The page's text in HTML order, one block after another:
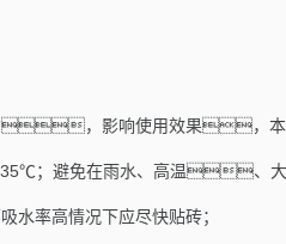
，影响使用效果，
℃；避免在雨水、高温、
水率高情况下应尽快贴砖；